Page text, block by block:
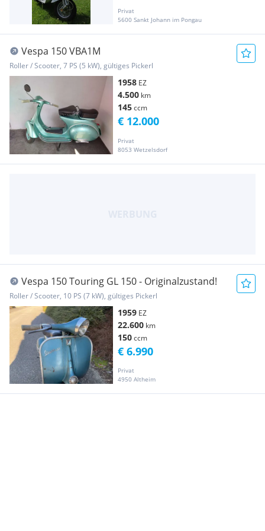
Privat
5600 Sankt Johann im Pongau
Vespa 150 VBA1M
Roller / Scooter, 7 PS (5 kW), gültiges Pickerl
1958 EZ
4.500 km
145ccm
Privat
8053 Wetzelsdorf
€ 12.000
Vespa 150 Touring GL 150 - Originalzustand!
Roller / Scooter, 10 PS (7 kW), gültiges Pickerl
1959 EZ
22.600 km
150ccm
Privat
4950 Altheim
€ 6.990